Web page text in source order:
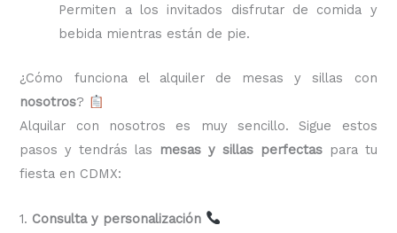
Permiten a los invitados disfrutar de comida y
bebida mientras están de pie.
¿Cómo funciona el alquiler de mesas y sillas con
nosotros?
Alquilar con nosotros es muy sencillo. Sigue estos
pasos y tendrás las
mesas y sillas perfectaspara tu
fiesta en CDMX:
1. Consulta y personalización